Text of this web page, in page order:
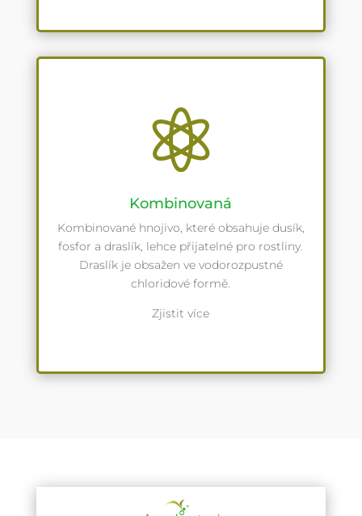

Kombinovaná
Kombinované hnojivo, které obsahuje dusík,
fosfor a draslík, lehce přijatelné pro rostliny.
Draslík je obsažen ve vodorozpustné
chloridové formě.
Zjistit více